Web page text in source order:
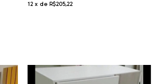
12 x de R$205,22